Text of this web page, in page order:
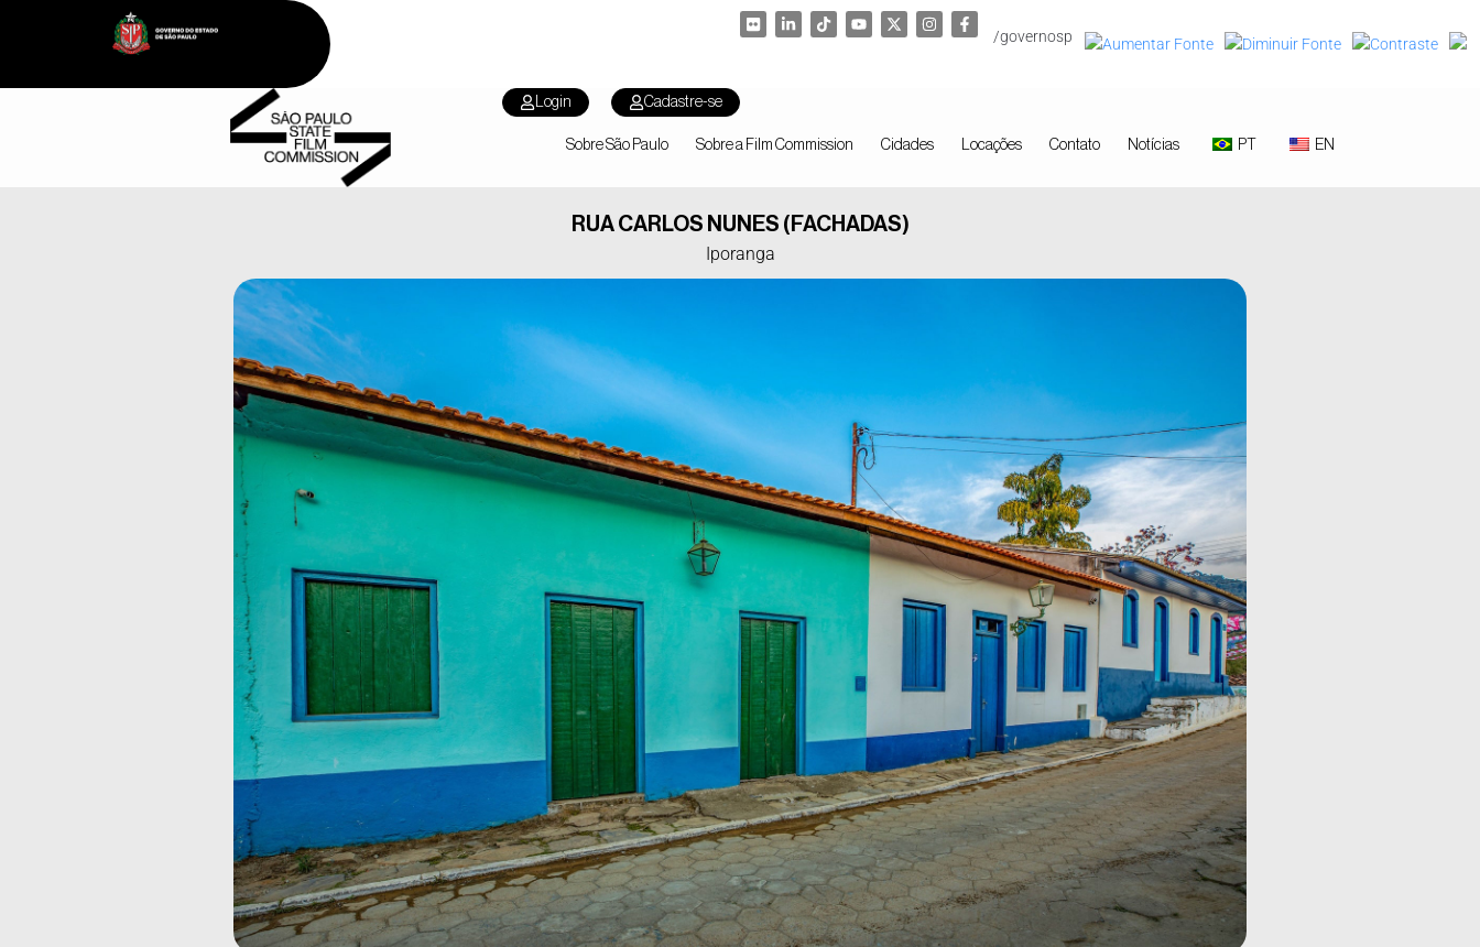
/governosp
Login Cadastre-se
Sobre São Paulo Sobre a Film Commission Cidades Locações Contato Notícias PT EN
RUA CARLOS NUNES (FACHADAS)
Iporanga